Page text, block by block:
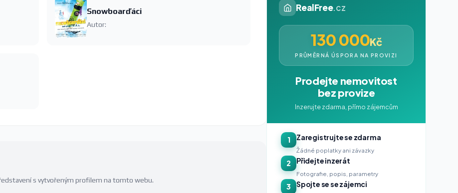
Snowboarďáci
Autor:
s vytvořeným profilem na tomto webu.
RealFree.cz
130 000Kč
PRŮMĚRNÁ ÚSPORA NA PROVIZI
Prodejte nemovitost
bez provize
Inzerujte zdarma, přímo zájemcům
1 Zaregistrujte se zdarma
Žádné poplatky ani závazky
2 Přidejte inzerát
Fotografie, popis, parametry
3 Spojte se se zájemci